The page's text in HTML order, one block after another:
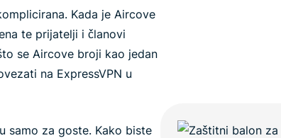
Kada je Aircove
te prijatelji i članovi
se Aircove broji kao jedan
na ExpressVPN u
samo za goste. Kako biste